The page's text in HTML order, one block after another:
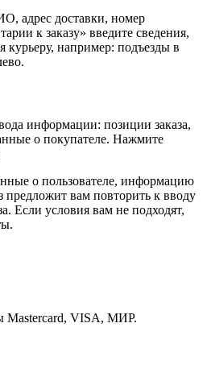
адрес доставки, номер
к заказу» введите сведения,
курьеру, например: подъезды в
информации: позиции заказа,
о покупателе. Нажмите
о пользователе, информацию
предложит вам повторить к вводу
Если условия вам не подходят,
Mastercard, VISA, МИР.